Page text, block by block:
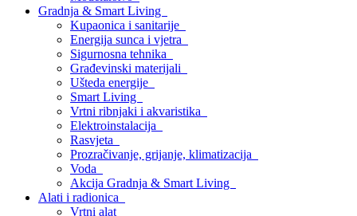
Gradnja & Smart Living
Kupaonica i sanitarije
Energija sunca i vjetra
Sigurnosna tehnika
Građevinski materijali
Ušteda energije
Smart Living
Vrtni ribnjaki i akvaristika
Elektroinstalacija
Rasvjeta
Prozračivanje, grijanje, klimatizacija
Voda
Akcija Gradnja & Smart Living
Alati i radionica
Vrtni alat